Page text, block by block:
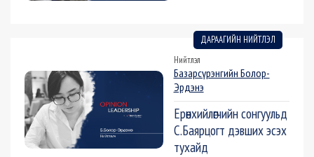
ДАРААГИЙН НИЙТЛЭЛ
Нийтлэл
Базарсүрэнгийн Болор-
Эрдэнэ
Ерөнхийлөгчийн сонгуульд
С.Баярцогт дэвших эсэх
тухайд